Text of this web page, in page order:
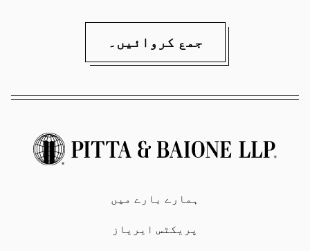
جمع کروائیں۔
ہمارے بارے میں
پریکٹس ایریاز